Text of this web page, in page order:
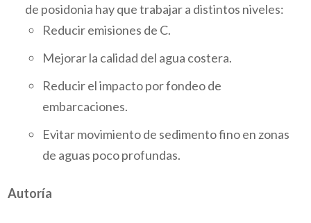
de posidonia hay que trabajar a distintos niveles:
Reducir emisiones de C.
Mejorar la calidad del agua costera.
Reducir el impacto por fondeo de
embarcaciones.
Evitar movimiento de sedimento fino en zonas
de aguas poco profundas.
Autoría